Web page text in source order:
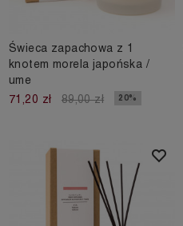
Świeca zapachowa z 1
knotem morela japońska /
ume
71,20 zł
89,00 zł 20%